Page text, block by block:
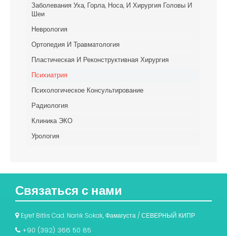
Заболевания Уха, Горла, Носа, И Хирургия Головы И
Шеи
Неврология
Ортопедия И Травматология
Пластическая И Реконструктивная Хирургия
Психиатрия
Психологическое Консультирование
Радиология
Клиника ЭКО
Урология
Связаться с нами
Eşref Bitlis Cad. Narlık Sokak, Фамагуста / СЕВЕРНЫЙ КИПР
+90 (392) 366 50 85